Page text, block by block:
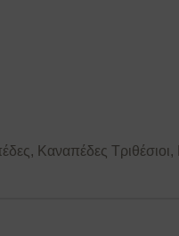
, Καναπέδες Τριθέσιοι,